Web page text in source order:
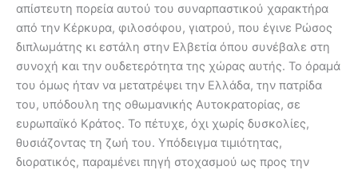
απίστευτη πορεία αυτού του συναρπαστικού χαρακτήρα
από την Κέρκυρα, φιλοσόφου, γιατρού, που έγινε Ρώσος
διπλωμάτης κι εστάλη στην Ελβετία όπου συνέβαλε στη
συνοχή και την ουδετερότητα της χώρας αυτής. Το όραμά
του όμως ήταν να μετατρέψει την Ελλάδα, την πατρίδα
του, υπόδουλη της οθωμανικής Αυτοκρατορίας, σε
ευρωπαϊκό Κράτος. Το πέτυχε, όχι χωρίς δυσκολίες,
θυσιάζοντας τη ζωή του. Υπόδειγμα τιμιότητας,
διορατικός, παραμένει πηγή στοχασμού ως προς την